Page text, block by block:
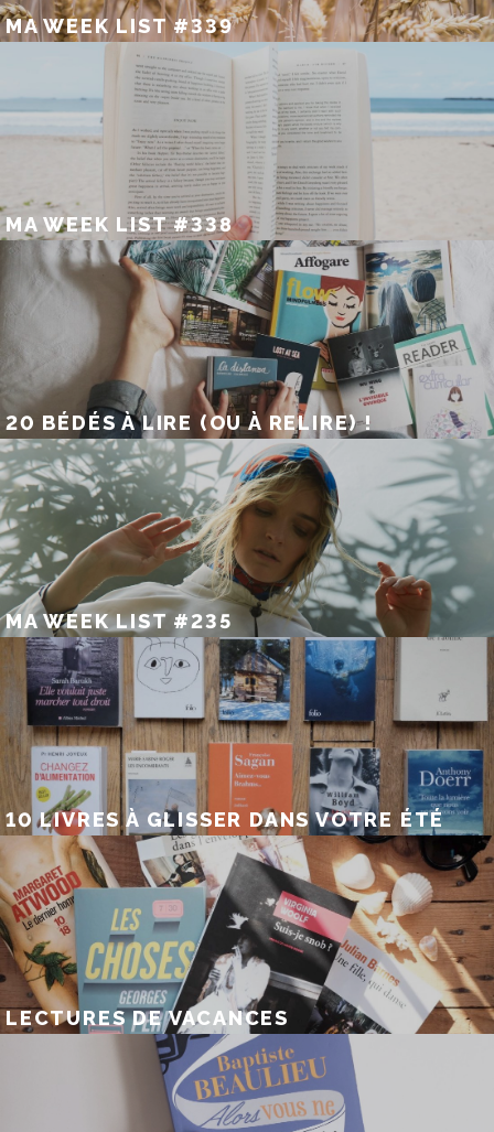
MA WEEK LIST #339
MA WEEK LIST #338
20 BÉDÉS À LIRE (OU À RELIRE) !
MA WEEK LIST #235
10 LIVRES À GLISSER DANS VOTRE ÉTÉ
LECTURES DE VACANCES